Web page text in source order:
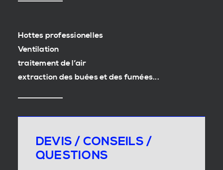
Hottes professionelles
Ventilation
traitement de l’air
extraction des buées et des fumées...
DEVIS / CONSEILS /
QUESTIONS